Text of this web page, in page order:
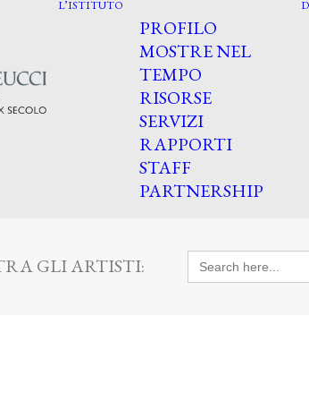
L’ISTITUTO
PROFILO
MOSTRE NEL
TEMPO
RISORSE
SERVIZI
RAPPORTI
STAFF
PARTNERSHIP
GLI ARTISTI: Search
for: